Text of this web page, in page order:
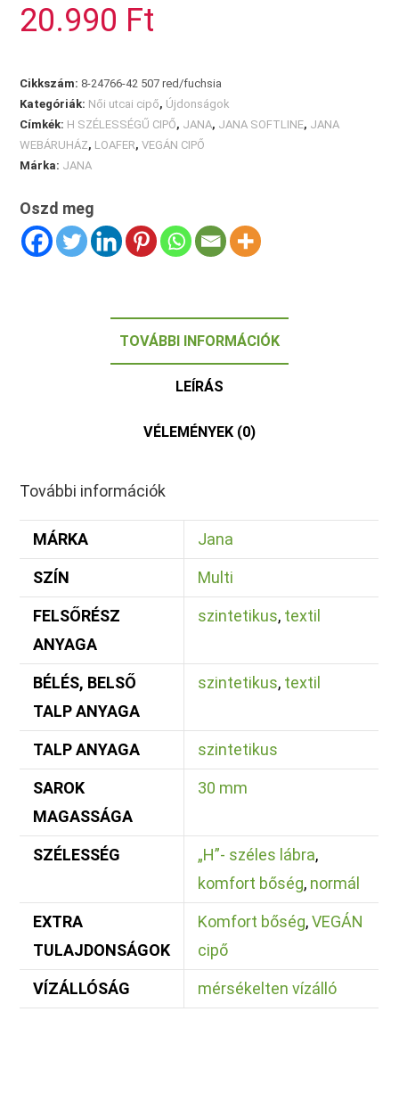
20.990 Ft
Cikkszám: 8-24766-42 507 red/fuchsia
Kategóriák: Női utcai cipő, Újdonságok
Címkék: H SZÉLESSÉGŰ CIPŐ, JANA, JANA SOFTLINE, JANA
WEBÁRUHÁZ, LOAFER,VEGÁN CIPŐ
Márka: JANA
Oszd meg
TOVÁBBI INFORMÁCIÓK
LEÍRÁS
VÉLEMÉNYEK (0)
További információk
MÁRKA Jana
SZÍN Multi
FELSŐRÉSZ
ANYAGA
szintetikus, textil
BÉLÉS, BELSŐ
TALP ANYAGA
szintetikus, textil
TALP ANYAGA szintetikus
SAROK
MAGASSÁGA
30 mm
SZÉLESSÉG „H”- széles lábra,
komfort bőség, normál
EXTRA
TULAJDONSÁGOK
Komfort bőség,VEGÁN
cipő
VÍZÁLLÓSÁG mérsékelten vízálló